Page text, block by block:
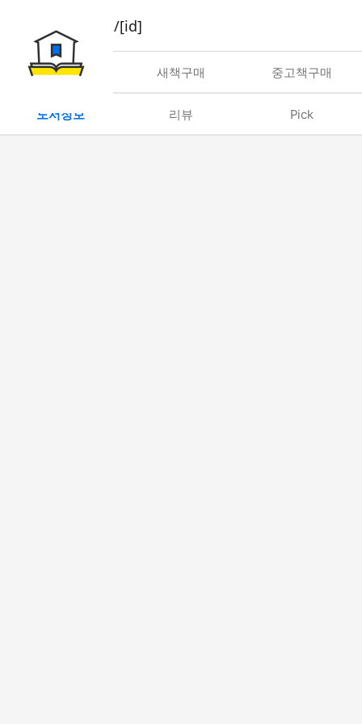
book/rent/[id]
대여 새책구매 중고책구매
도서정보 리뷰 Pick